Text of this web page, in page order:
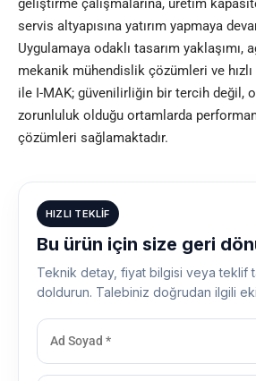
geliştirme çalışmalarına, üretim
servis altyapısına yatırım yapmaya
Uygulamaya odaklı tasarım yaklaşımı,
mekanik mühendislik çözümleri ve hızlı
ile I-MAK; güvenilirliğin bir tercih değil,
zorunluluk olduğu ortamlarda
çözümleri sağlamaktadır.
HIZLI TEKLIF
Bu ürün için size geri
Teknik detay, fiyat bilgisi veya teklif
doldurun. Talebiniz doğrudan ilgili